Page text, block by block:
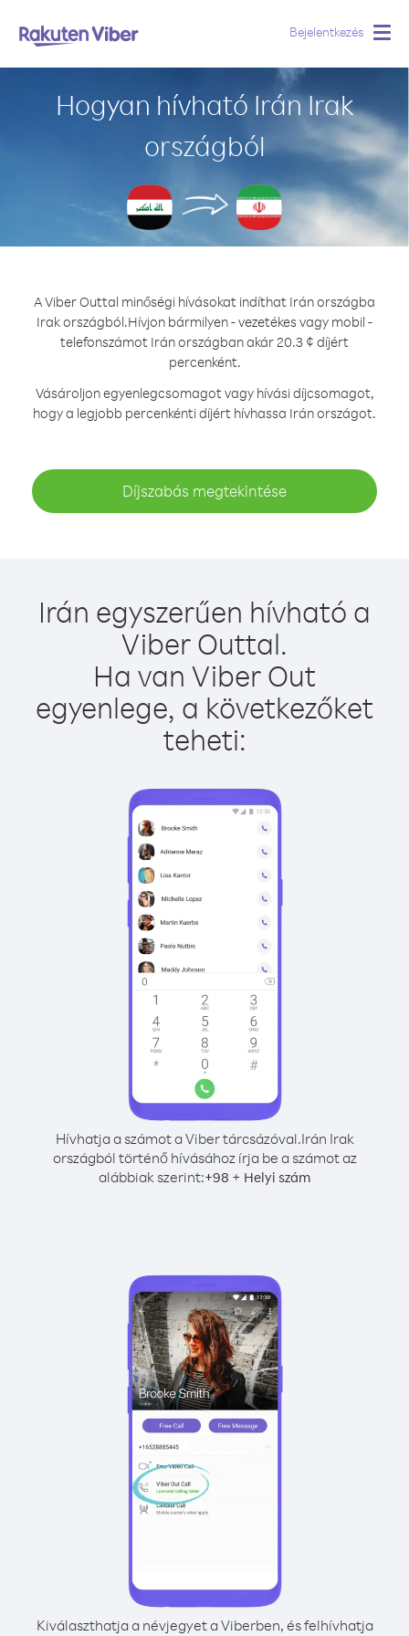
Bejelentkezés
Hogyan hívható Irán Irak
országból
A Viber Outtal minőségi hívásokat indíthat Irán országba
Irak országból.Hívjon bármilyen - vezetékes vagy mobil -
telefonszámot Irán országban akár 20.3 ¢ díjért
percenként.
Vásároljon egyenlegcsomagot vagy hívási díjcsomagot,
hogy a legjobb percenkénti díjért hívhassa Irán országot.
Díjszabás megtekintése
Irán egyszerűen hívható a
Viber Outtal.
Ha van Viber Out
egyenlege, a következőket
teheti:
Hívhatja a számot a Viber tárcsázóval.Irán Irak
országból történő hívásához írja be a számot az
alábbiak szerint:+98 + Helyi szám
Kiválaszthatja a névjegyet a Viberben, és felhívhatja